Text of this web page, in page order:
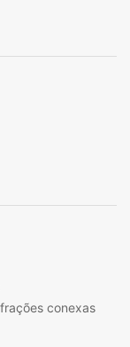
conexas